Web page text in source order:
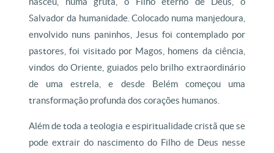
Salvador da humanidade. Colocado numa manjedoura,
envolvido nuns paninhos, Jesus foi contemplado por
pastores, foi visitado por Magos, homens da ciência,
vindos do Oriente, guiados pelo brilho extraordinário
de uma estrela, e desde Belém começou uma
transformação profunda dos corações humanos.
Além de toda a teologia e espiritualidade cristã que se
pode extrair do nascimento do Filho de Deus nesse